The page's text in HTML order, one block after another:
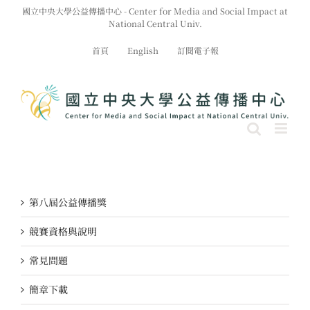
國立中央大學公益傳播中心 - Center for Media and Social Impact at
National Central Univ.
首頁 English 訂閱電子報
第八屆公益傳播獎
競賽資格與說明
常見問題
簡章下載